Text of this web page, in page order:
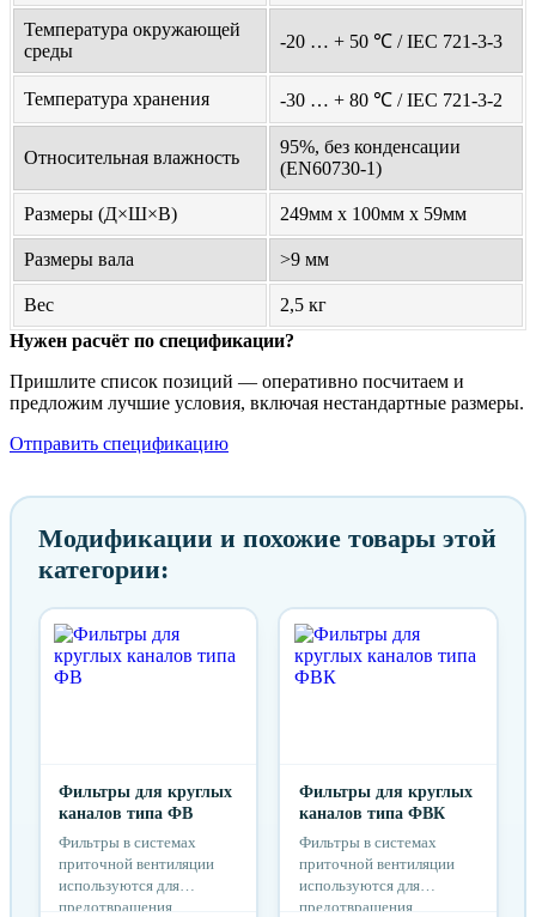
Температура окружающей
среды
-20 … + 50 ℃ / IEC 721-3-3
Температура хранения -30 … + 80 ℃ / IEC 721-3-2
Относительная влажность
95%, без конденсации
(EN60730-1)
Размеры (Д×Ш×В) 249мм х 100мм х 59мм
Размеры вала >9 мм
Вес
2,5 кг
Нужен расчёт по спецификации?
Пришлите список позиций — оперативно посчитаем и
предложим лучшие условия, включая нестандартные размеры.
Отправить спецификацию
Модификации и похожие товары этой
категории:
Фильтры для круглых
каналов типа ФВ
Фильтры в системах
приточной вентиляции
используются для
предотвращения
Фильтры для круглых
каналов типа ФВК
Фильтры в системах
приточной вентиляции
используются для
предотвращения